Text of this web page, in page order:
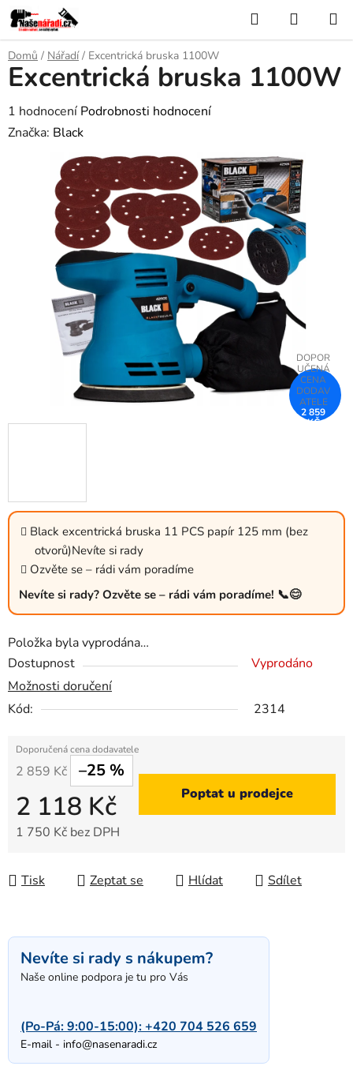
Přejít
na
obsah
Hledat
KOŠÍK
Domů / Nářadí / Excentrická bruska 1100W
Black excentrická bruska 11 PCS papír 125 mm (bez
otvorů)Nevíte si rady
Ozvěte se – rádi vám poradíme
Nevíte si rady? Ozvěte se – rádi vám poradíme! 📞😊
Položka byla vyprodána…
Dostupnost
Vyprodáno
Možnosti doručení
Kód:
2314
2 859 Kč –25 %
2 118 Kč
1 750 Kč bez DPH
Poptat u prodejce
Tisk Zeptat se Hlídat Sdílet
Excentrická bruska 1100W
Průměrné
hodnocení
hvězdiček.
1 hodnocení Podrobnosti hodnocení
Značka: Black
2 859
KČ
Nevíte si rady s nákupem?
Naše online podpora je tu pro Vás
(Po-Pá: 9:00-15:00):+420 704 526 659
E-mail - info@nasenaradi.cz